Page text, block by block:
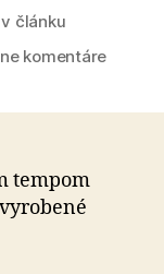
článku
komentárena
tempom